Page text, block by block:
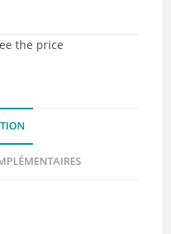
the price